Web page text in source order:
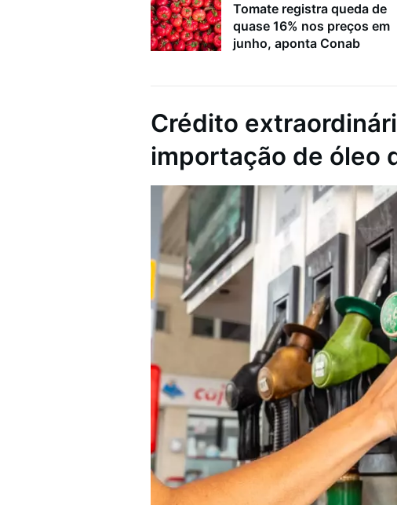
Tomate registra queda de
quase 16% nos preços em
junho, aponta Conab
Crédito
importação de óleo